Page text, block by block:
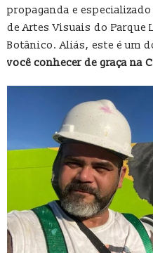
propaganda e
de Artes Visuais do Parque
Botânico. Aliás, este é um
você conhecer de graça na